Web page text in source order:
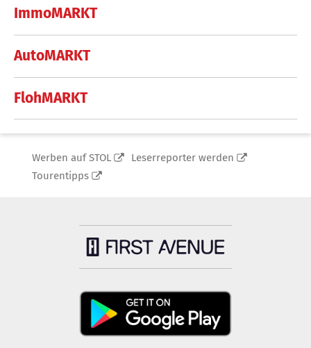
ImmoMARKT
AutoMARKT
FlohMARKT
Werben auf STOL
Leserreporter werden
Tourentipps